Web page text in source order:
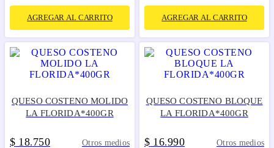
AGREGAR AL CARRITO AGREGAR AL CARRITO
QUESO COSTENO MOLIDO
LA FLORIDA*400GR
$ 18.750 Otros medios
QUESO COSTENO BLOQUE
LA FLORIDA*400GR
$ 16.990 Otros medios